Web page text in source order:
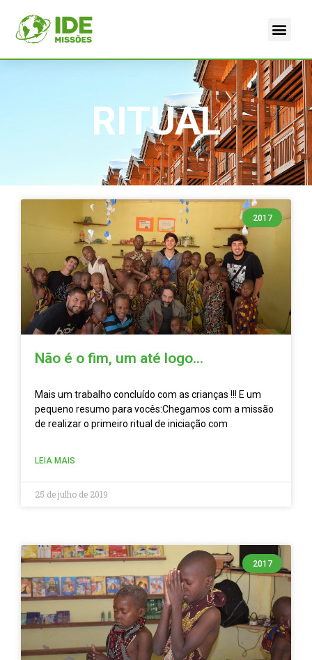
RITUAL
2017
Não é o fim, um até logo…
Mais um trabalho concluído com as crianças !!! E um
pequeno resumo para vocês:Chegamos com a missão
de realizar o primeiro ritual de iniciação com
LEIA MAIS
25 de julho de 2019
2017